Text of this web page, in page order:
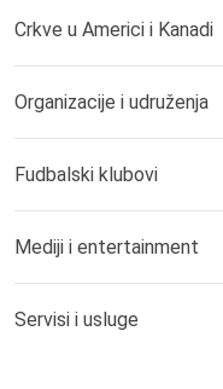
Crkve u Americi i Kanadi
Organizacije i udruženja
Fudbalski klubovi
Mediji i entertainment
Servisi i usluge